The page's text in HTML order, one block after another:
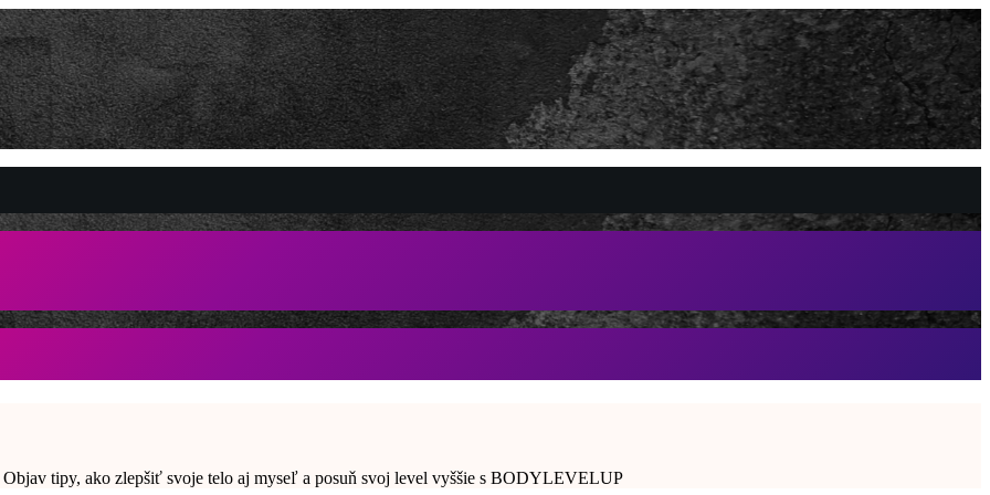
tipy, ako zlepšiť svoje telo aj myseľ a posuň svoj level vyššie s BODYLEVELUP